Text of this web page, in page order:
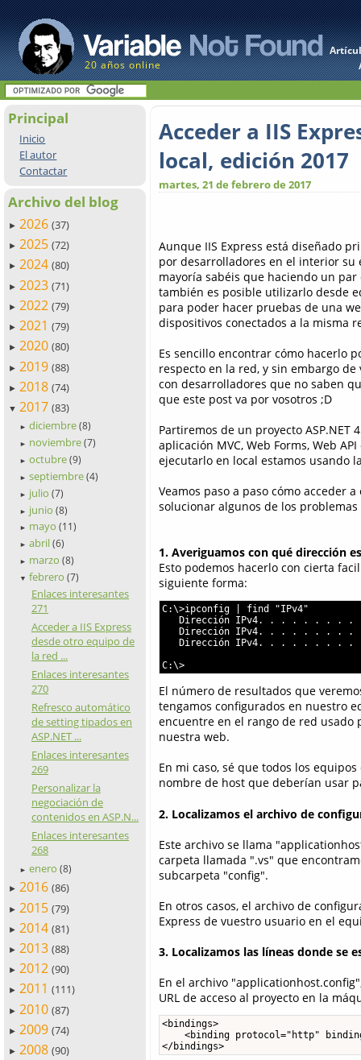
20 años online
Principal
Inicio
El autor
Contactar
Archivo del blog
► 2026 (37)
► 2025 (72)
► 2024 (80)
► 2023 (71)
► 2022 (79)
► 2021 (79)
► 2020 (80)
► 2019 (88)
► 2018 (74)
▼ 2017 (83)
► diciembre (8)
► noviembre (7)
► octubre (9)
► septiembre (4)
► julio (7)
► junio (8)
► mayo (11)
► abril (6)
► marzo (8)
▼ febrero (7)
Enlaces interesantes
271
Acceder a IIS Express
desde otro equipo de
la red ...
Enlaces interesantes
270
Refresco automático
de setting tipados en
ASP.NET ...
Enlaces interesantes
269
Personalizar la
negociación de
contenidos en ASP.N...
Enlaces interesantes
268
► enero (8)
► 2016 (86)
► 2015 (79)
► 2014 (81)
► 2013 (88)
► 2012 (90)
► 2011 (111)
► 2010 (87)
► 2009 (74)
► 2008 (90)
Acceder a IIS
local, edición 2017
martes, 21 de febrero de 2017
Aunque IIS Express está diseñado
por desarrolladores en el interior su
mayoría sabéis que haciendo un
también es posible utilizarlo desde
para poder hacer pruebas de una
dispositivos conectados a la misma
Es sencillo encontrar cómo hacerlo
respecto en la red, y sin embargo
con desarrolladores que no saben
que este post va por vosotros ;D
Partiremos de un proyecto ASP.NET
aplicación MVC, Web Forms, Web
ejecutarlo en local estamos usando
Veamos paso a paso cómo acceder
solucionar algunos de los
1. Averiguamos con qué dirección
Esto podemos hacerlo con cierta
siguiente forma:
C:\>ipconfig | find "IPv4"
Dirección IPv4. . . . . . . . .
Dirección IPv4. . . . . . . . .
Dirección IPv4. . . . . . . . .
C:\>
El número de resultados que
tengamos configurados en nuestro
encuentre en el rango de red usado
nuestra web.
En mi caso, sé que todos los
nombre de host que deberían usar
2. Localizamos el archivo de
Este archivo se llama
carpeta llamada ".vs" que
subcarpeta "config".
En otros casos, el archivo de
Express de vuestro usuario en el
3. Localizamos las líneas donde se
En el archivo
URL de acceso al proyecto en la
<bindings>
<binding protocol="http"
</bindings>